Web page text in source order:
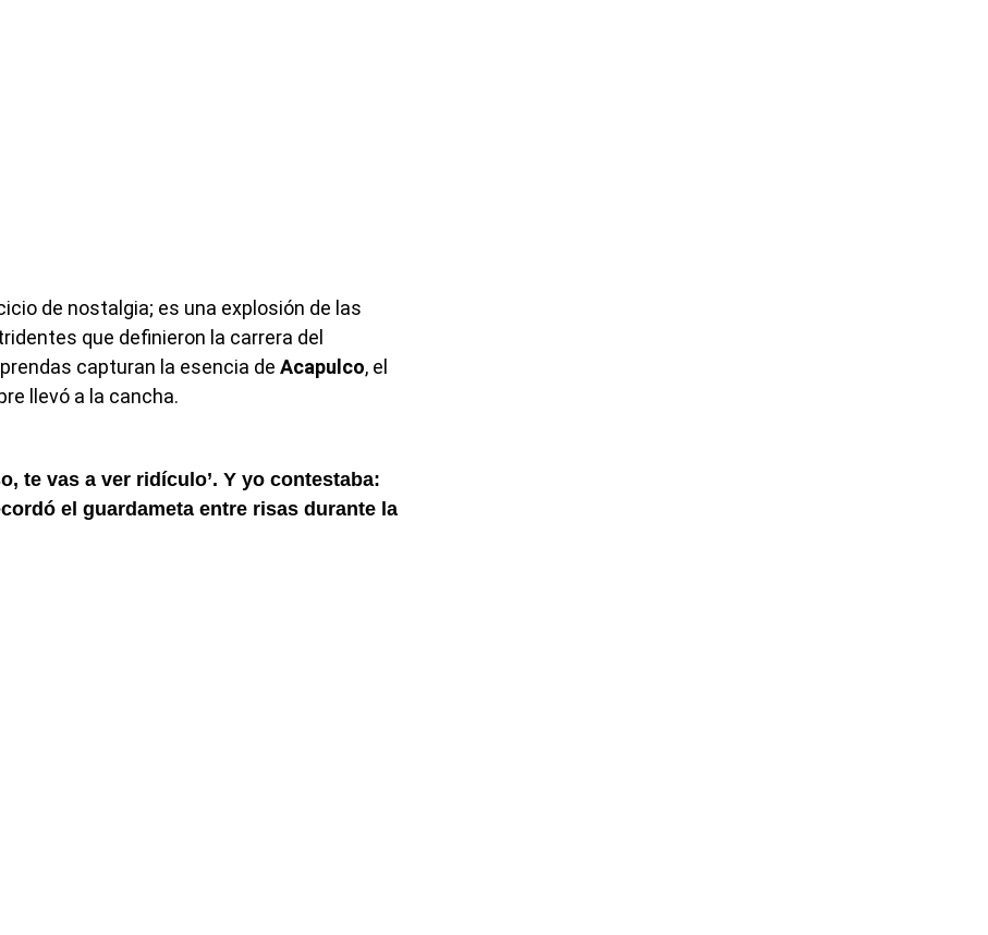
de nostalgia; es una explosión de las
que definieron la carrera del
capturan la esencia de Acapulco, el
llevó a la cancha.
te vas a ver ridículo’. Y yo contestaba:
el guardameta entre risas durante la